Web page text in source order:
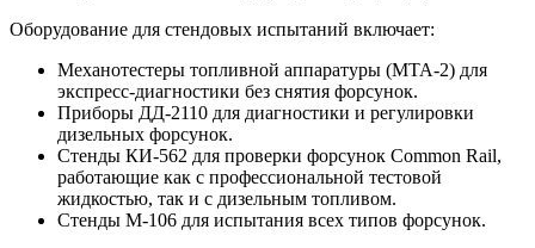
Оборудование для стендовых испытаний включает:
Механотестеры топливной аппаратуры (МТА-2) для
экспресс-диагностики без снятия форсунок.
Приборы ДД-2110 для диагностики и регулировки
дизельных форсунок.
Стенды КИ-562 для проверки форсунок Common Rail,
работающие как с профессиональной тестовой
жидкостью, так и с дизельным топливом.
Стенды М-106 для испытания всех типов форсунок.